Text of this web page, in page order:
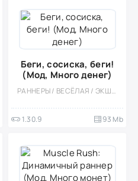
Беги, сосиска, беги!
(Мод, Много денег)
РАННЕРЫ / ВЕСЁЛАЯ / ЭКШЕНЫ / ПЛАТФОРМЕРЫ / КАЗУАЛЬНЫЕ / ОДНОПОЛЬЗОВАТЕЛЬСКИЕ / СТИЛИЗАЦИЯ / ОФЛАЙН / МОД / ПО МУЛЬТФИЛЬМАМ / ВСТРОЕННЫЙ КЕШ / МАЛЕНЬКАЯ
1.30.9 93 Mb